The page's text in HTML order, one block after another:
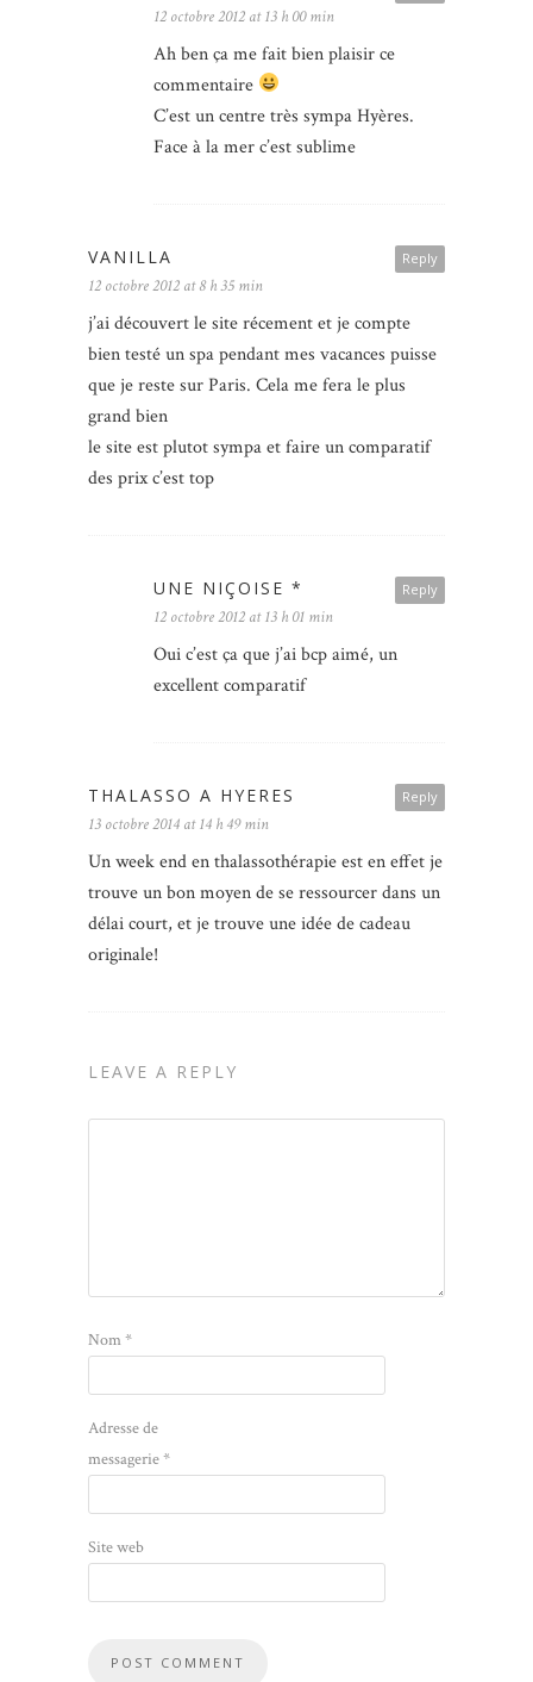
12 octobre 2012 at 13 h 00 min
Ah ben ça me fait bien plaisir ce
commentaire
C’est un centre très sympa Hyères.
Face à la mer c’est sublime
Reply
VANILLA
12 octobre 2012 at 8 h 35 min
j’ai découvert le site récement et je compte
bien testé un spa pendant mes vacances puisse
que je reste sur Paris. Cela me fera le plus
grand bien
le site est plutot sympa et faire un comparatif
des prix c’est top
Reply
UNE NIÇOISE *
12 octobre 2012 at 13 h 01 min
Oui c’est ça que j’ai bcp aimé, un
excellent comparatif
Reply
THALASSO A HYERES
13 octobre 2014 at 14 h 49 min
Un week end en thalassothérapie est en effet je
trouve un bon moyen de se ressourcer dans un
délai court, et je trouve une idée de cadeau
originale!
LEAVE A REPLY
Nom*
Adresse de
messagerie*
Site web